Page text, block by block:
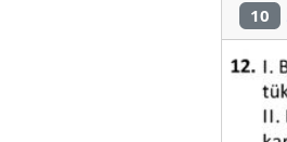
10